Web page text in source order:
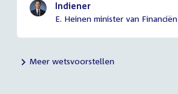
Indiener
E. Heinen minister van Financiën
Meer wetsvoorstellen